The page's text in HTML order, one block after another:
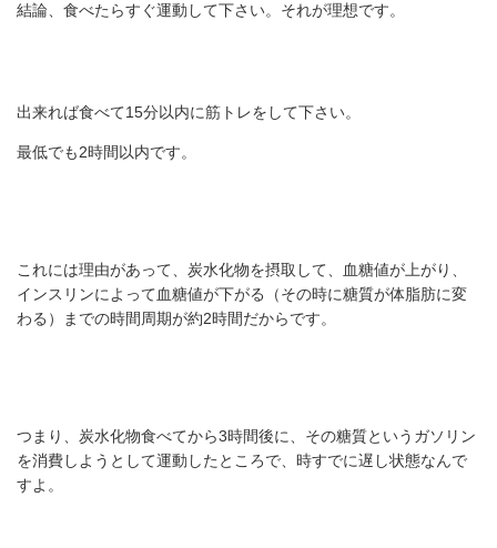
結論、食べたらすぐ運動して下さい。それが理想です。
出来れば食べて15分以内に筋トレをして下さい。
最低でも2時間以内です。
これには理由があって、炭水化物を摂取して、血糖値が上がり、
インスリンによって血糖値が下がる（その時に糖質が体脂肪に変
わる）までの時間周期が約2時間だからです。
つまり、炭水化物食べてから3時間後に、その糖質というガソリン
を消費しようとして運動したところで、時すでに遅し状態なんで
すよ。